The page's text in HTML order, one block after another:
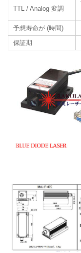
TTL / Analog 変調
予想寿命が (時間)
保証期